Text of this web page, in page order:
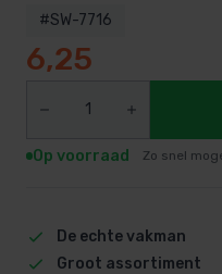
#SW-7716
6,25
Op voorraad Zo snel
De echte vakman
Groot assortiment